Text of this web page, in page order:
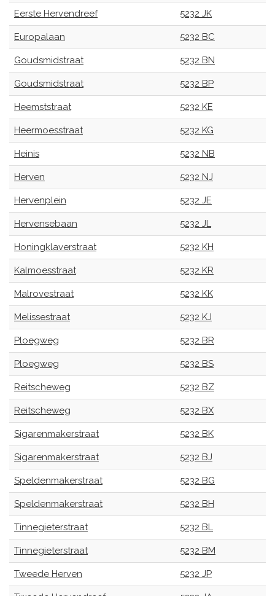
Eerste Hervendreef 5232 JK
Europalaan 5232 BC
Goudsmidstraat 5232 BN
Goudsmidstraat 5232 BP
Heemststraat 5232 KE
Heermoesstraat 5232 KG
Heinis 5232 NB
Herven 5232 NJ
Hervenplein 5232 JE
Hervensebaan 5232 JL
Honingklaverstraat 5232 KH
Kalmoesstraat 5232 KR
Malrovestraat 5232 KK
Melissestraat 5232 KJ
Ploegweg 5232 BR
Ploegweg 5232 BS
Reitscheweg 5232 BZ
Reitscheweg 5232 BX
Sigarenmakerstraat 5232 BK
Sigarenmakerstraat 5232 BJ
Speldenmakerstraat 5232 BG
Speldenmakerstraat 5232 BH
Tinnegieterstraat 5232 BL
Tinnegieterstraat 5232 BM
Tweede Herven 5232 JP